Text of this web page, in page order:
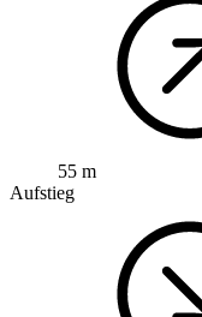
55 m
Aufstieg